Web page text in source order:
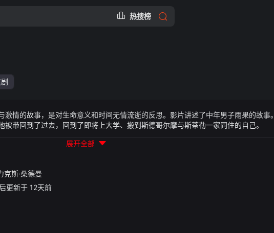
热搜榜
激情的故事，是对生命意义和时间无情流逝的反思。影片讲述了中年男子雨果的故事。
被带回到了过去，回到了即将上大学、搬到斯德哥尔摩与斯蒂勒一家同住的自己。
展开全部
克斯·桑德曼
更新于 12天前